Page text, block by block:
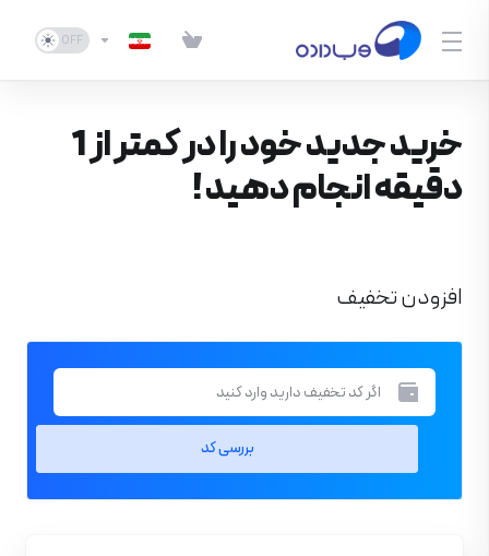
خرید جدید خود را در کمتر از 1
دقیقه انجام دهید !
افزودن تخفیف
بررسی کد